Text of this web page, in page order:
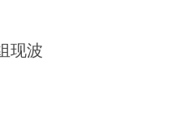
现波